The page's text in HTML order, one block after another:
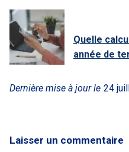
Quelle
année de
Dernière mise à jour le 24
Laisser un commentaire